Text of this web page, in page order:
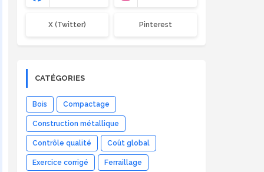
X (Twitter) Pinterest
CATÉGORIES
Bois Compactage
Construction métallique
Contrôle qualité Coût global
Exercice corrigé Ferraillage